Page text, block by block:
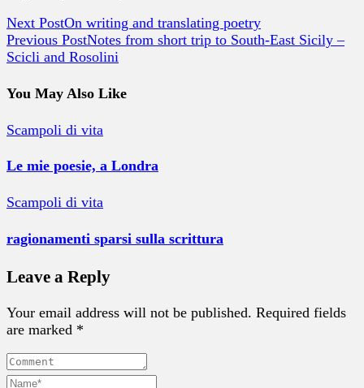
Next PostOn writing and translating poetry
Previous PostNotes from short trip to South-East Sicily –
Scicli and Rosolini
You May Also Like
Scampoli di vita
Le mie poesie, a Londra
Scampoli di vita
ragionamenti sparsi sulla scrittura
Leave a Reply
Your email address will not be published. Required fields
are marked *